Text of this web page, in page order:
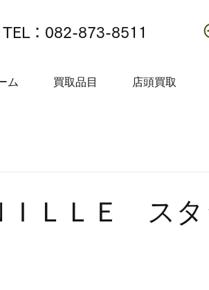
TEL：082-873-8511
ム 買取品目 店頭買取
ＩＬＬＥ スタ